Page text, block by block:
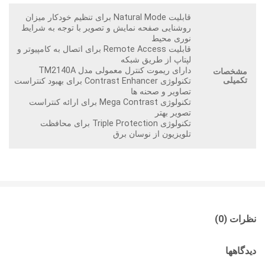
مشخصات
تکمیلی
قابلیت Natural Mode برای تنظیم خودکار میزان
روشنایی صفحه نمایش و تصویر با توجه به شرایط
نوری محیط
قابلیت Remote Access برای اتصال به کامپیوتر و
لپتاپ از طریق شبکه
دارای ریموت کنترل معمولی مدل TM2140A
تکنولوژی Contrast Enhancer برای بهبود کنتراست
تصاویر و صحنه ها
تکنولوژی Mega Contrast برای ارائه کنتراست
تصویر بهتر
تکنولوژی Triple Protection برای محافظت
تلویزیون از نوسان برق
نظرات (0)
دیدگاهها